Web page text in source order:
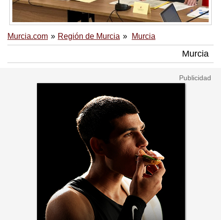
Murcia.com Región de Murcia Murcia
Murcia